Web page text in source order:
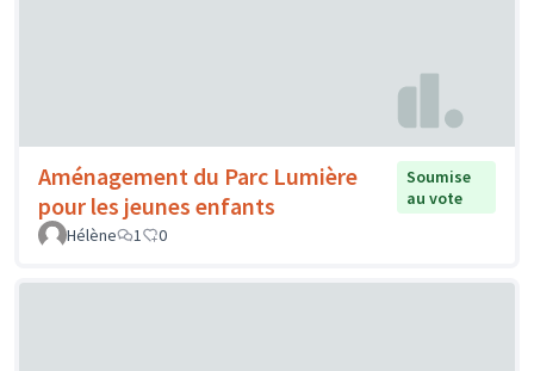
Aménagement du Parc Lumière
pour les jeunes enfants
Soumise
au vote
Hélène
1 0